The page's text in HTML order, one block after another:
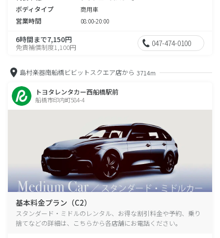
ボディタイプ 商用車
営業時間 08:00-20:00
6時間まで7,150円
免責補償制度1,100円 047-474-0100
島村楽器南船橋ビビットスクエア店から 3714m
トヨタレンタカー西船橋駅前
船橋市印内町584-4
基本料金プラン（C2）
スタンダード・ミドルのレンタル、お得な割引料金や予約、乗り
捨てなどの詳細は、こちらから各店舗にお電話ください。